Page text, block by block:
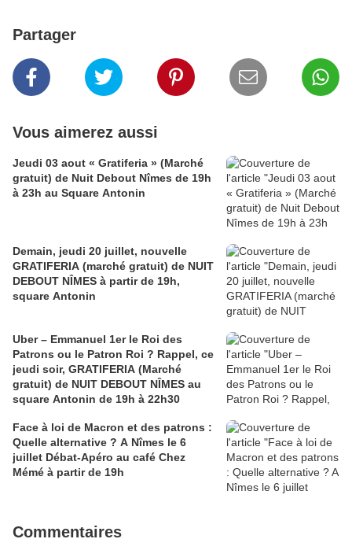
Partager
Vous aimerez aussi
Jeudi 03 aout « Gratiferia » (Marché
gratuit) de Nuit Debout Nîmes de 19h
à 23h au Square Antonin
Demain, jeudi 20 juillet, nouvelle
GRATIFERIA (marché gratuit) de NUIT
DEBOUT NÎMES à partir de 19h,
square Antonin
Uber – Emmanuel 1er le Roi des
Patrons ou le Patron Roi ? Rappel, ce
jeudi soir, GRATIFERIA (Marché
gratuit) de NUIT DEBOUT NÎMES au
square Antonin de 19h à 22h30
Face à loi de Macron et des patrons :
Quelle alternative ? A Nîmes le 6
juillet Débat-Apéro au café Chez
Mémé à partir de 19h
Commentaires